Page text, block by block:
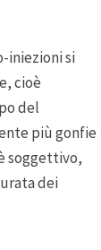
iniezioni si
cioè
del
più gonfie
soggettivo,
dei